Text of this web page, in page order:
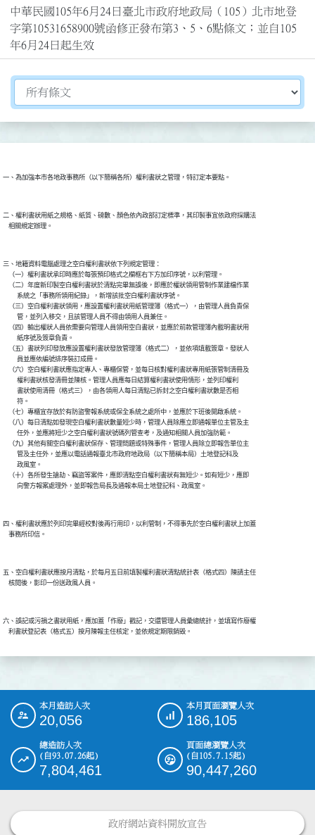
中華民國105年6月24日臺北市政府地政局（105）北市地登
字第10531658900號函修正發布第3、5、6點條文；並自105
年6月24日起生效
切換選擇法規資訊內容
二、權利書狀用紙之規格、紙質、磅數、顏色依內政部訂定標準，其印製事宜依政府採購法
三、地籍資料電腦處理之空白權利書狀依下列規定管理：
    （一）權利書狀承印時應於每張預印格式之欄框右下方加印序號，以利管理。
    （二）年度新印製空白權利書狀於清點完畢無誤後，即應於權狀領用管制作業建檔作業
          系統之「事務所領用紀錄」，新增該批空白權利書狀序號。
    （三）空白權利書狀領用，應設置權利書狀用紙管理簿（格式一），由管理人員負責保
          管，並列入移交，且該管理人員不得由領用人員兼任。
    （四）輸出權狀人員依需要向管理人員領用空白書狀，並應於前款管理簿內載明書狀用
          紙序號及簽章負責。
    （五）書狀列印發放應設置權利書狀發放管理簿（格式二），並依項填載簽章。發狀人
          員並應依編號排序裝訂成冊。
    （六）空白權利書狀應指定專人、專櫃保管，並每日核對權利書狀專用紙張管制清冊及
          權利書狀核發清冊並陳核。管理人員應每日結算權利書狀使用情形，並列印權利
          書狀使用清冊（格式三），由各領用人每日清點已拆封之空白權利書狀數是否相
          符。
    （七）專櫃宜存放於有防盜警報系統或保全系統之處所中，並應於下班後開啟系統。
    （八）每日清點如發現空白權利書狀數量短少時，管理人員除應立即通報單位主管及主
          任外，並應將短少之空白權利書狀號碼列管查考，及通知相關人員加強防範。
    （九）其他有關空白權利書狀保存、管理問題或特殊事件，管理人員除立即報告單位主
          管及主任外，並應以電話通報臺北市政府地政局（以下簡稱本局）土地登記科及
          政風室。
    （十）各所發生搶劫、竊盜等案件，應即清點空白權利書狀有無短少。如有短少，應即
四、權利書狀應於列印完畢經校對後再行用印，以利管制，不得事先於空白權利書狀上加蓋
五、空白權利書狀應按月清點，於每月五日前填製權利書狀清點統計表（格式四）陳請主任
六、誤記或污損之書狀用紙，應加蓋「作廢」戳記，交還管理人員彙總統計，並填寫作廢權
::: 本月造訪人次
20,056
本月頁面瀏覽人次
186,105
總造訪人次
(自93.07.26起)
7,804,461
頁面總瀏覽人次
(自105.7.15起)
90,447,260
政府網站資料開放宣告